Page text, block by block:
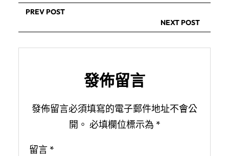
PREV POST
NEXT POST
發佈留言
發佈留言必須填寫的電子郵件地址不會公
開。 必填欄位標示為 *
留言 *